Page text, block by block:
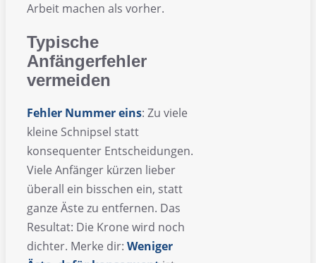
Arbeit machen als vorher.
Typische
Anfängerfehler
vermeiden
Fehler Nummer eins: Zu viele
kleine Schnipsel statt
konsequenter Entscheidungen.
Viele Anfänger kürzen lieber
überall ein bisschen ein, statt
ganze Äste zu entfernen. Das
Resultat: Die Krone wird noch
dichter. Merke dir: Weniger